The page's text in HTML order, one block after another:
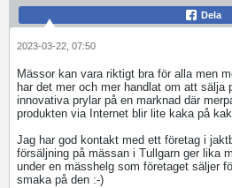
Dela
2023-03-22, 07:50
Mässor kan vara riktigt bra för alla men
har det mer och mer handlat om att sälja
innovativa prylar på en marknad där
produkten via Internet blir lite kaka på
Jag har god kontakt med ett företag i
försäljning på mässan i Tullgarn ger lika
under en mässhelg som företaget säljer
smaka på den :-)